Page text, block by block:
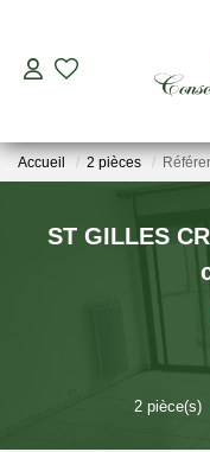
Accueil 2 pièces
ST GILLES
2pièce(s)